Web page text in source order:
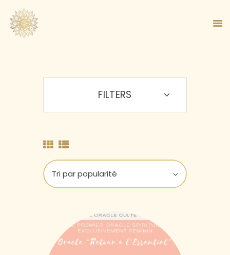
À PROPOS
BOUTIQUE
PANIER
FILTERS